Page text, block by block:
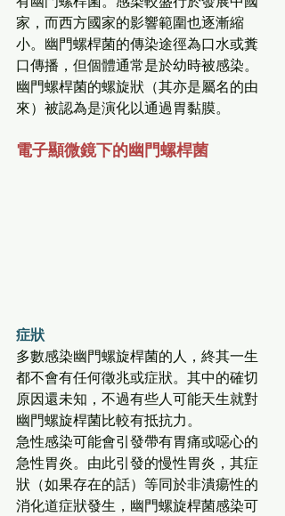
家，而西方國家的影響範圍也逐漸縮
小。幽門螺桿菌的傳染途徑為口水或糞
口傳播，但個體通常是於幼時被感染。
幽門螺桿菌的螺旋狀（其亦是屬名的由
來）被認為是演化以通過胃黏膜。
電子顯微鏡下的幽門螺桿菌
症狀
多數感染幽門螺旋桿菌的人，終其一生
都不會有任何徵兆或症狀。其中的確切
原因還未知，不過有些人可能天生就對
幽門螺旋桿菌比較有抵抗力。
急性感染可能會引發帶有胃痛或噁心的
急性胃炎。由此引發的慢性胃炎，其症
狀（如果存在的話）等同於非潰瘍性的
消化道症狀發生，幽門螺旋桿菌感染可